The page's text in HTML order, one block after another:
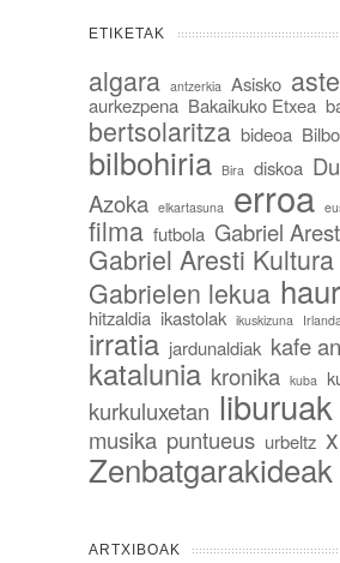
ETIKETAK
algara antzerkia Asisko
aurkezpena Bakaikuko Etxea
bertsolaritza bideoa Bilbo
bilbohiria Bira diskoa
Azoka elkartasuna erroa
filma futbola Gabriel
Gabriel Aresti
Gabrielen lekua
hitzaldia ikastolak ikuskizuna
irratia jardunaldiak kafe
katalunia kronika kuba
kurkuluxetan liburuak
musika puntueus urbeltz
Zenbatgarakideak
ARTXIBOAK